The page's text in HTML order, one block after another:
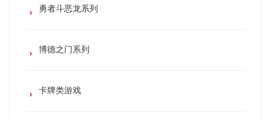
勇者斗恶龙系列
博德之门系列
卡牌类游戏